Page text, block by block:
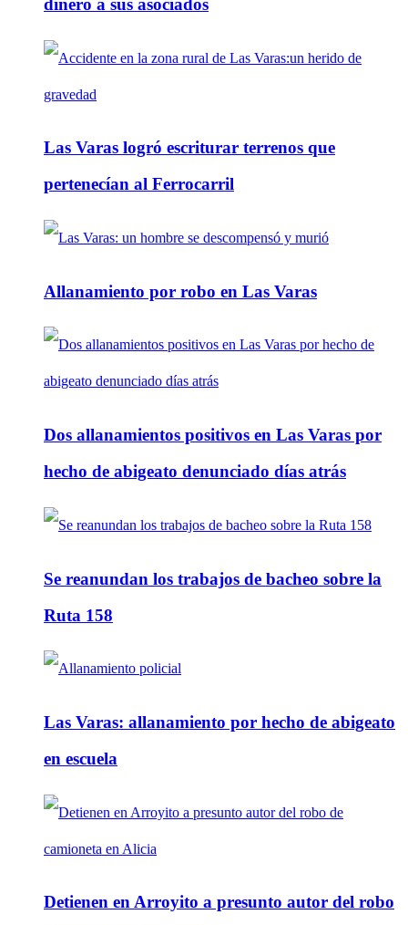
dinero a sus asociados
Las Varas logró escriturar terrenos que
pertenecían al Ferrocarril
Allanamiento por robo en Las Varas
Dos allanamientos positivos en Las Varas por
hecho de abigeato denunciado días atrás
Se reanundan los trabajos de bacheo sobre la
Ruta 158
Las Varas: allanamiento por hecho de abigeato
en escuela
Detienen en Arroyito a presunto autor del robo